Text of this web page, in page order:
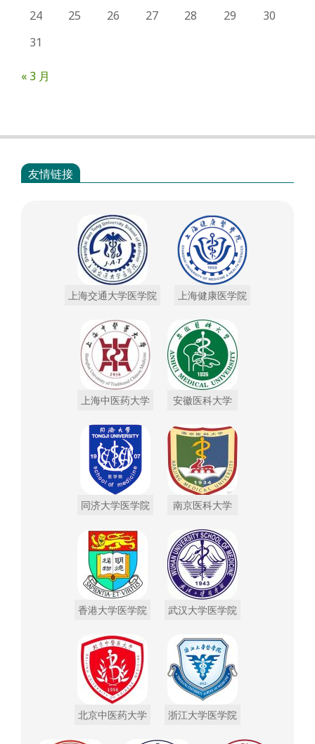
24 25 26 27 28 29
30
31
« 3 月
友情链接
上海交通大学医学院 上海健康医学院
上海中医药大学 安徽医科大学
同济大学医学院 南京医科大学
香港大学医学院 武汉大学医学院
北京中医药大学 浙江大学医学院